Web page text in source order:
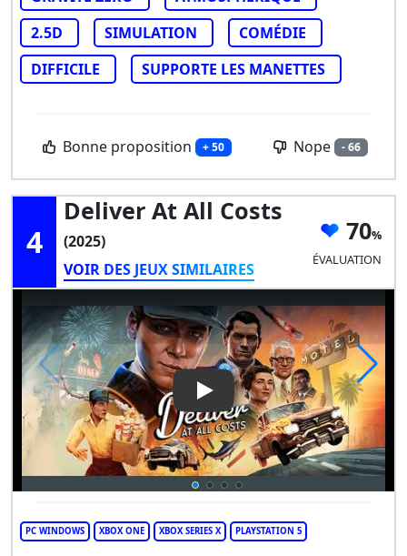
2.5D
SIMULATION
COMÉDIE
DIFFICILE
SUPPORTE LES MANETTES
Bonne proposition + 50 Nope - 66
4
Deliver At All Costs
(2025)
VOIR DES JEUX SIMILAIRES
70
ÉVALUATION
Play Video: Deliver At All
PC WINDOWS XBOX ONE XBOX SERIES X PLAYSTATION 5